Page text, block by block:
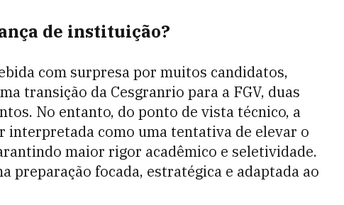
de instituição?
com surpresa por muitos candidatos,
transição da Cesgranrio para a FGV, duas
No entanto, do ponto de vista técnico, a
interpretada como uma tentativa de elevar o
maior rigor acadêmico e seletividade.
preparação focada, estratégica e adaptada ao